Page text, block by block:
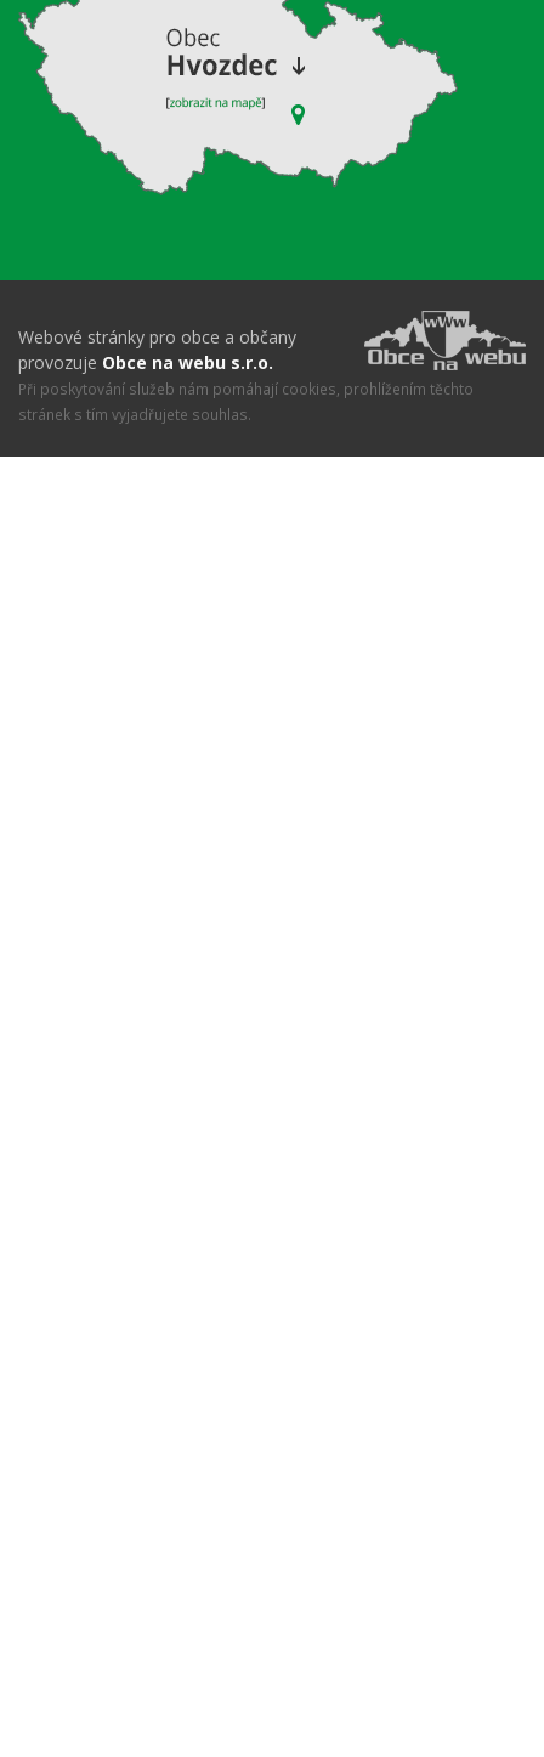
Webové stránky pro obce a občany
provozuje Obce na webu s.r.o.
Při poskytování služeb nám pomáhají cookies, prohlížením těchto
stránek s tím vyjadřujete souhlas.